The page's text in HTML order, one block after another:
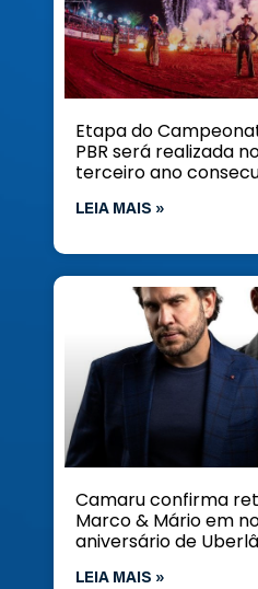
Etapa do
PBR será realizada
terceiro ano
LEIA MAIS »
Camaru confirma
Marco & Mário em
aniversário de
LEIA MAIS »